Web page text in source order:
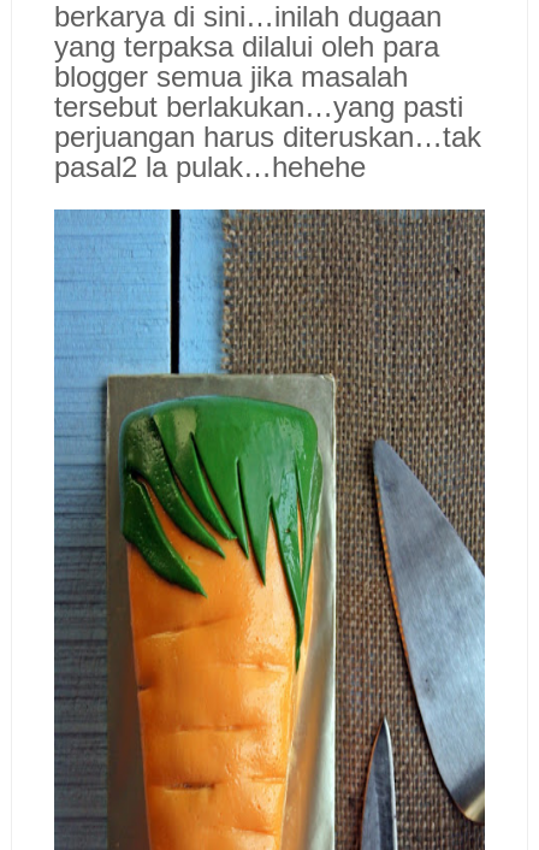
berkarya di sini…inilah dugaan
yang terpaksa dilalui oleh para
blogger semua jika masalah
tersebut berlakukan…yang pasti
perjuangan harus diteruskan…tak
pasal2 la pulak…hehehe